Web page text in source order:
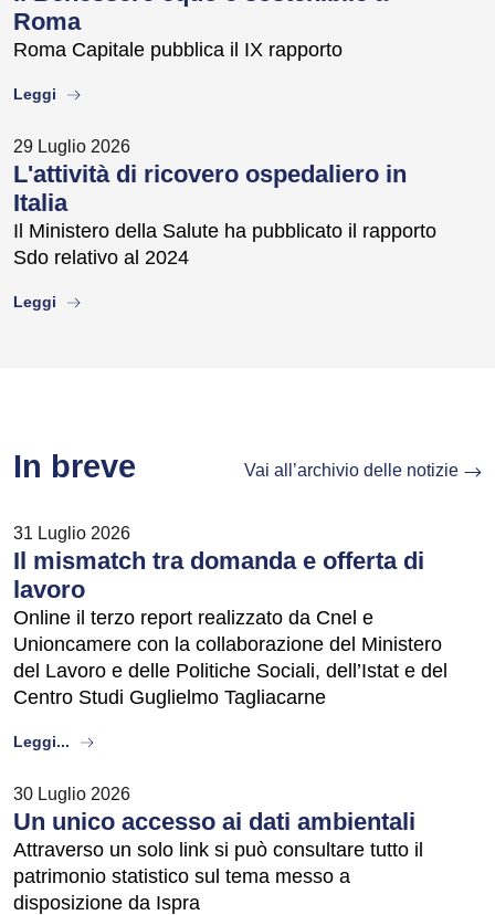
Roma
Roma Capitale pubblica il IX rapporto
Leggi about
29 Luglio 2026
L'attività di ricovero ospedaliero in
Italia
Il Ministero della Salute ha pubblicato il rapporto
Sdo relativo al 2024
Leggi about
In breve Vai all’archivio delle notizie
31 Luglio 2026
Il mismatch tra domanda e offerta di
lavoro
Online il terzo report realizzato da Cnel e
Unioncamere con la collaborazione del Ministero
del Lavoro e delle Politiche Sociali, dell’Istat e del
Centro Studi Guglielmo Tagliacarne
Leggi... about
30 Luglio 2026
Un unico accesso ai dati ambientali
Attraverso un solo link si può consultare tutto il
patrimonio statistico sul tema messo a
disposizione da Ispra